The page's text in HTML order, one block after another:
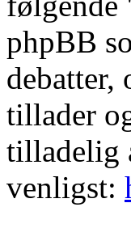
phpBB
debatter,
tillader
tilladelig
venligst: